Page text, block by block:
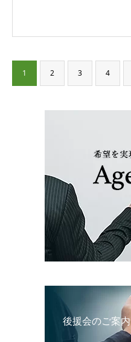
1 2 3 4
後援会のご案内